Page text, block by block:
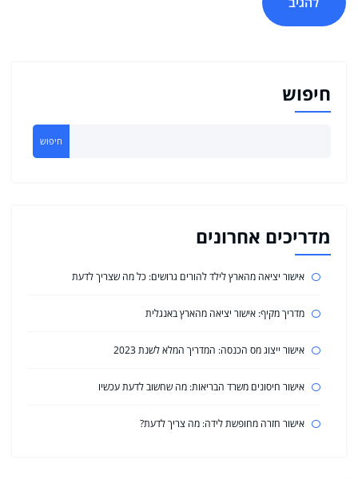
חיפוש
חיפוש
מדריכים אחרונים
אישור יציאה מהארץ לילד להורים גרושים: כל מה שצריך לדעת
מדריך מקיף: אישור יציאה מהארץ באנגלית
אישור ייצוג מס הכנסה: המדריך המלא לשנת 2023
אישור חיסונים משרד הבריאות: מה שחשוב לדעת עכשיו
אישור חזרה מחופשת לידה: מה צריך לדעת?